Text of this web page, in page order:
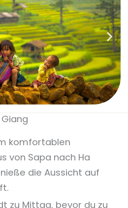
komfortablen
von Sapa nach Ha
die Aussicht auf
zu Mittag, bevor du zu